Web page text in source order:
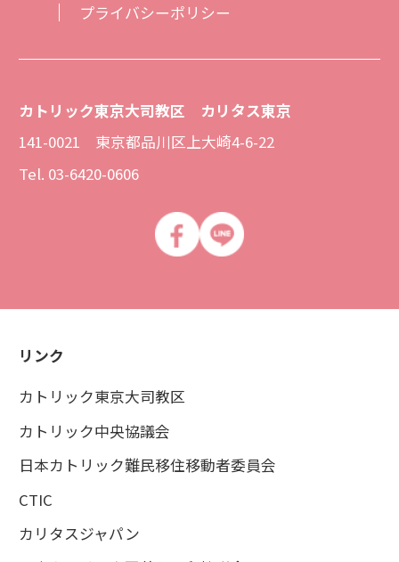
プライバシーポリシー
カトリック東京大司教区 カリタス東京
141-0021 東京都品川区上大崎4-6-22
Tel. 03-6420-0606
リンク
カトリック東京大司教区
カトリック中央協議会
日本カトリック難民移住移動者委員会
CTIC
カリタスジャパン